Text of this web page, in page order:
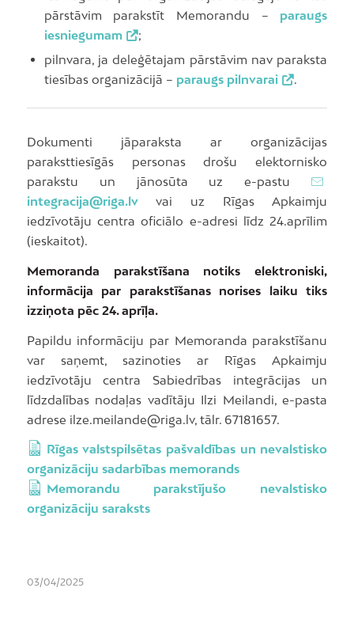
pārstāvim parakstīt Memorandu – paraugs
iesniegumam
;
pilnvara, ja deleģētajam pārstāvim nav paraksta
tiesības organizācijā – paraugs pilnvarai .
Dokumenti jāparaksta ar organizācijas
paraksttiesīgās personas drošu elektornisko
parakstu un jānosūta uz e-pastu
integracija@riga.lvvai uz Rīgas Apkaimju
iedzīvotāju centra oficiālo e-adresi līdz 24.aprīlim
(ieskaitot).
Memoranda parakstīšana notiks elektroniski,
informācija par parakstīšanas norises laiku tiks
izziņota pēc 24. aprīļa.
Papildu informāciju par Memoranda parakstīšanu
var saņemt, sazinoties ar Rīgas Apkaimju
iedzīvotāju centra Sabiedrības integrācijas un
līdzdalības nodaļas vadītāju Ilzi Meilandi, e-pasta
adrese ilze.meilande@riga.lv, tālr. 67181657.
Rīgas valstspilsētas pašvaldības un nevalstisko
organizāciju sadarbības memorands
Memorandu parakstījušo nevalstisko
organizāciju saraksts
03/04/2025